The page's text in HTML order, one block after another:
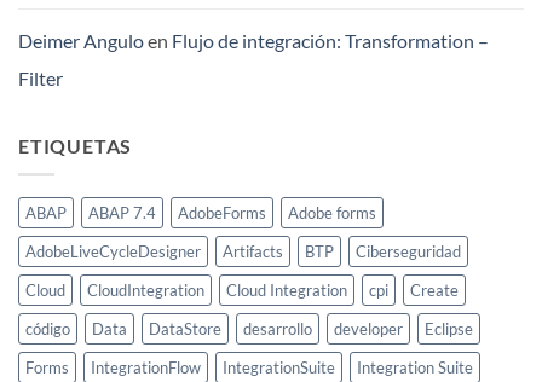
Deimer Anguloen Flujo de integración: Transformation –
Filter
ETIQUETAS
ABAP ABAP 7.4 AdobeForms
Adobe forms
AdobeLiveCycleDesigner
Artifacts BTP
Ciberseguridad
Cloud
CloudIntegration Cloud Integration cpi
Create
código
Data DataStore desarrollo developer
Eclipse
Forms
IntegrationFlow IntegrationSuite
Integration Suite